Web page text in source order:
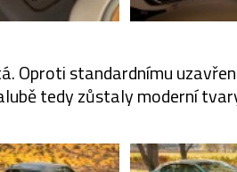
Oproti standardnímu
tedy zůstaly moderní